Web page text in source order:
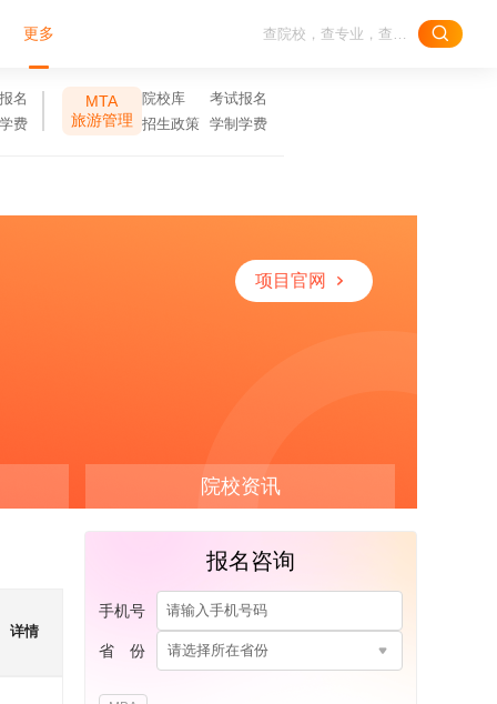
更多
名
费
MTA
旅游管理
院校库
考试报名
招生政策
学制学费
项目官网
院校资讯
详情
报名咨询
手机号
省 份 请选择所在省份